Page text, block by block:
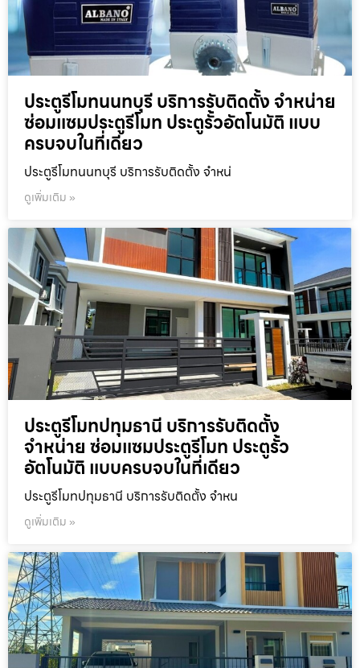
ประตูรีโมทนนทบุรี บริการรับติดตั้ง จำหน่าย
ซ่อมแซมประตูรีโมท ประตูรั้วอัตโนมัติ แบบ
ครบจบในที่เดียว
ประตูรีโมทนนทบุรี บริการรับติดตั้ง จำหน่
ดูเพิ่มเติม »
ประตูรีโมทปทุมธานี บริการรับติดตั้ง
จำหน่าย ซ่อมแซมประตูรีโมท ประตูรั้ว
อัตโนมัติ แบบครบจบในที่เดียว
ประตูรีโมทปทุมธานี บริการรับติดตั้ง จำหน
ดูเพิ่มเติม »